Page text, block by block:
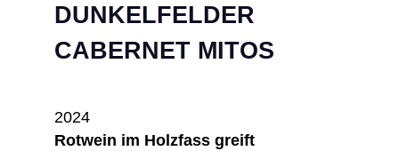
DUNKELFELDER
CABERNET MITOS
2024
Rotwein im Holzfass greift